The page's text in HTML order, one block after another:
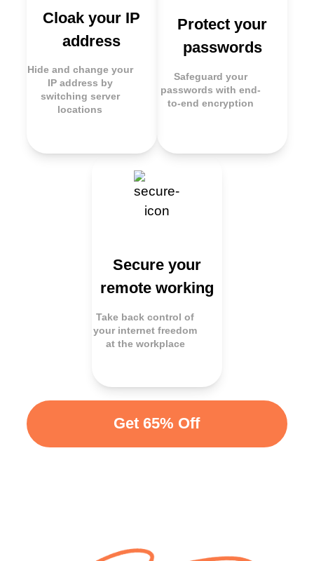
Cloak your IP
address
Hide and change your
IP address by
switching server
locations
Protect your
passwords
Safeguard your
passwords with end-
to-end encryption
Secure your
remote working
Take back control of
your internet freedom
at the workplace
Get 65% Off